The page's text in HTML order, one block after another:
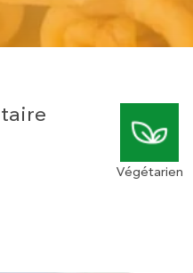
Végétarien